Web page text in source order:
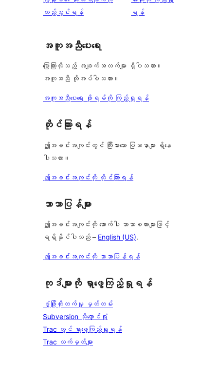
ချက်
အဆင့်
0
စောင်
ထည့်သွင်းရန်
ချက်
ရန်
အကူအညီပေးရေး
ပြောကြားလိုသည့် အချက်အလက်များ ရှိပါသလား။
အကူအညီ လိုအပ်ပါသလား။
အကူအညီပေးရေး ဖိုရမ်ကို ကြည့်ရှုရန်
တိုင်ကြားရန်
ဤအခင်းအကျင်းတွင် ကြီးမားသော ပြဿနာများ ရှိနေ
ပါသလား။
ဤအခင်းအကျင်းကို တိုင်ကြားရန်
ဘာသာပြန်များ
ဤအခင်းအကျင်းကို အောက်ပါ ဘာသာစကားများဖြင့်
ရရှိနိုင်ပါသည် – English (US).
ဤအခင်းအကျင်းကို ဘာသာပြန်ရန်
ကုဒ်များကို ရှာဖွေကြည့်ရှုရန်
ဖွံ့ဖြိုးတိုးတက်မှု မှတ်တမ်း
Subversion သိုလှောင်ရုံ
Trac တွင် ရှာဖွေကြည့်ရှုရန်
Trac လက်မှတ်များ